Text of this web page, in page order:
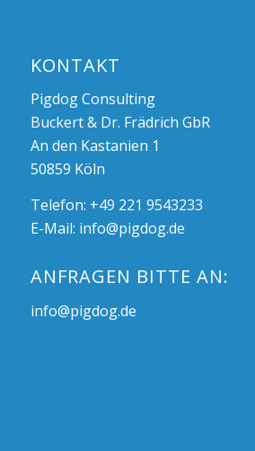
KONTAKT
Pigdog Consulting
Buckert & Dr. Frädrich GbR
An den Kastanien 1
50859 Köln
Telefon: +49 221 9543233
E-Mail: info@pigdog.de
ANFRAGEN BITTE AN:
info@pigdog.de